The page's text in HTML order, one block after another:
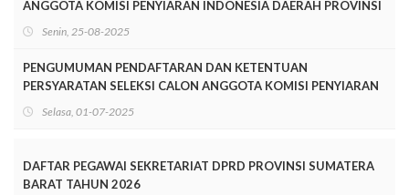
ANGGOTA KOMISI PENYIARAN INDONESIA DAERAH PROVINSI
SUMATERA BARAT PERIODE 2025-2028
Senin, 25-08-2025
PENGUMUMAN PENDAFTARAN DAN KETENTUAN
PERSYARATAN SELEKSI CALON ANGGOTA KOMISI PENYIARAN
INDONESIA DAERAH SUMATERA BARAT MASA JABATAN
TAHUN 2025-2028
Selasa, 01-07-2025
DAFTAR PEGAWAI SEKRETARIAT DPRD PROVINSI SUMATERA
BARAT TAHUN 2026